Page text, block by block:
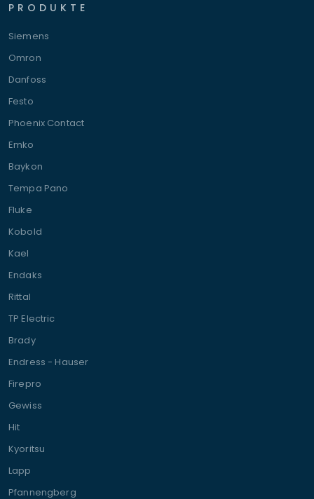
PRODUKTE
Siemens
Omron
Danfoss
Festo
Phoenix Contact
Emko
Baykon
Tempa Pano
Fluke
Kobold
Kael
Endaks
Rittal
TP Electric
Brady
Endress - Hauser
Firepro
Gewiss
Hit
Kyoritsu
Lapp
Pfannengberg